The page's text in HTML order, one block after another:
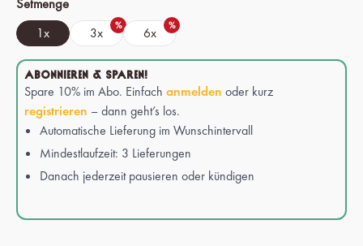
Setmenge
1x 3x % 6x %
ABONNIEREN & SPAREN!
Spare 10% im Abo. Einfach anmelden oder kurz
registrieren – dann geht’s los.
Automatische Lieferung im Wunschintervall
Mindestlaufzeit: 3 Lieferungen
Danach jederzeit pausieren oder kündigen